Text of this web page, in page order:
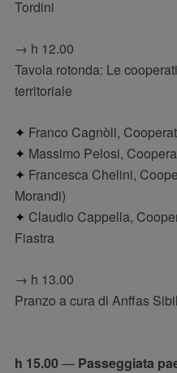
Tordini
→ h 12.00
Tavola rotonda: Le
territoriale
✦ Franco Cagnòli,
✦ Massimo Pelosi,
✦ Francesca Chelini,
Morandi)
✦ Claudio Cappella,
Fiastra
→ h 13.00
Pranzo a cura di Anffas
h 15.00 — Passeggiata